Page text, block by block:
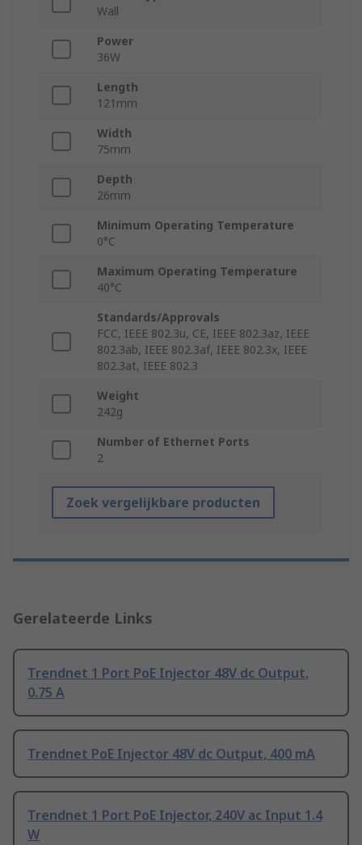
Wall
Power
36W
Length
121mm
Width
75mm
Depth
26mm
Minimum Operating Temperature
0°C
Maximum Operating Temperature
40°C
Standards/Approvals
FCC, IEEE 802.3u, CE, IEEE 802.3az, IEEE
802.3ab, IEEE 802.3af, IEEE 802.3x, IEEE
802.3at, IEEE 802.3
Weight
242g
Number of Ethernet Ports
2
Zoek vergelijkbare producten
Gerelateerde Links
Trendnet 1 Port PoE Injector 48V dc Output,
0.75 A
Trendnet PoE Injector 48V dc Output, 400 mA
Trendnet 1 Port PoE Injector, 240V ac Input 1.4
W